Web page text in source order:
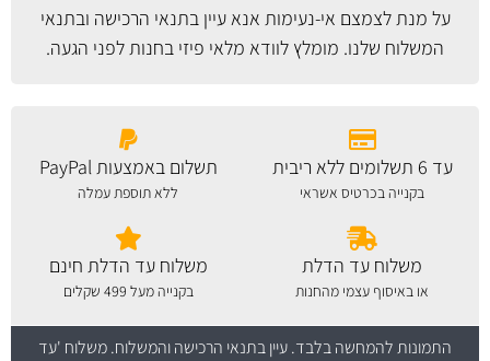
על מנת לצמצם אי-נעימות אנא עייןבתנאי הרכישה ובתנאי
המשלוח שלנו. מומלץ לוודא מלאי פיזי בחנות לפני הגעה.
עד 6 תשלומים ללא ריבית
בקנייה בכרטיס אשראי
תשלום באמצעות PayPal
ללא תוספת עמלה
משלוח עד הדלת
או באיסוף עצמי מהחנות
משלוח עד הדלת חינם
בקנייה מעל 499 שקלים
התמונות להמחשה בלבד.עיין בתנאי הרכישה והמשלוח. משלוח 'עד